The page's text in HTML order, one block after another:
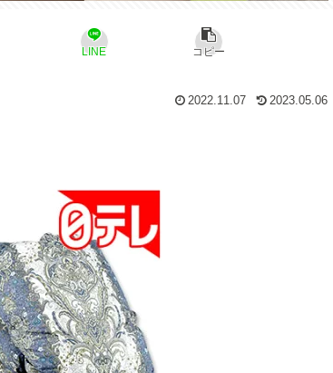
LINE コピー
2022.11.07 2023.05.06